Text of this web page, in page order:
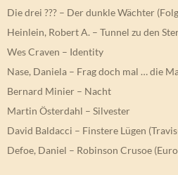
Die drei ??? – Der dunkle Wächter
Heinlein, Robert A. – Tunnel zu den
Wes Craven – Identity
Nase, Daniela – Frag doch mal … die
Bernard Minier – Nacht
Martin Österdahl – Silvester
David Baldacci – Finstere Lügen
Defoe, Daniel – Robinson Crusoe